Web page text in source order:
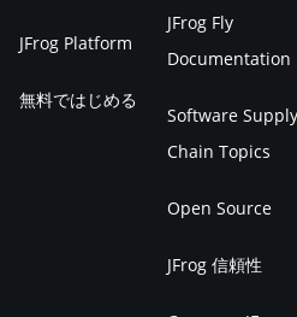
JFrog Platform
無料ではじめる
JFrog Fly
Documentation
Software Supply
Chain Topics
Open Source
JFrog 信頼性